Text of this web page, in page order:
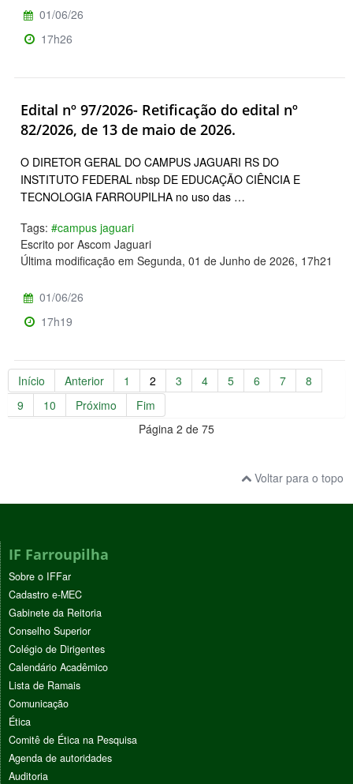
01/06/26
17h26
Edital nº 97/2026- Retificação do edital nº
82/2026, de 13 de maio de 2026.
O DIRETOR GERAL DO CAMPUS JAGUARI RS DO
INSTITUTO FEDERAL nbsp DE EDUCAÇÃO CIÊNCIA E
TECNOLOGIA FARROUPILHA no uso das …
Tags: #campus jaguari
Escrito por Ascom Jaguari
Última modificação em Segunda, 01 de Junho de 2026, 17h21
01/06/26
17h19
Início Anterior 1 2 3 4 5 6 7
8
9
10 Próximo
Fim
Página 2 de 75
Voltar para o topo
IF Farroupilha
Sobre o IFFar
Cadastro e-MEC
Gabinete da Reitoria
Conselho Superior
Colégio de Dirigentes
Calendário Acadêmico
Lista de Ramais
Comunicação
Ética
Comitê de Ética na Pesquisa
Agenda de autoridades
Auditoria